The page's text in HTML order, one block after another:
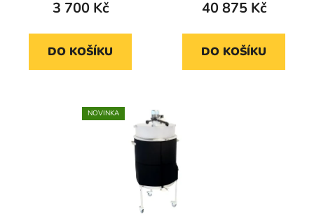
3 700 Kč
DO KOŠÍKU
40 875 Kč
DO KOŠÍKU
NOVINKA